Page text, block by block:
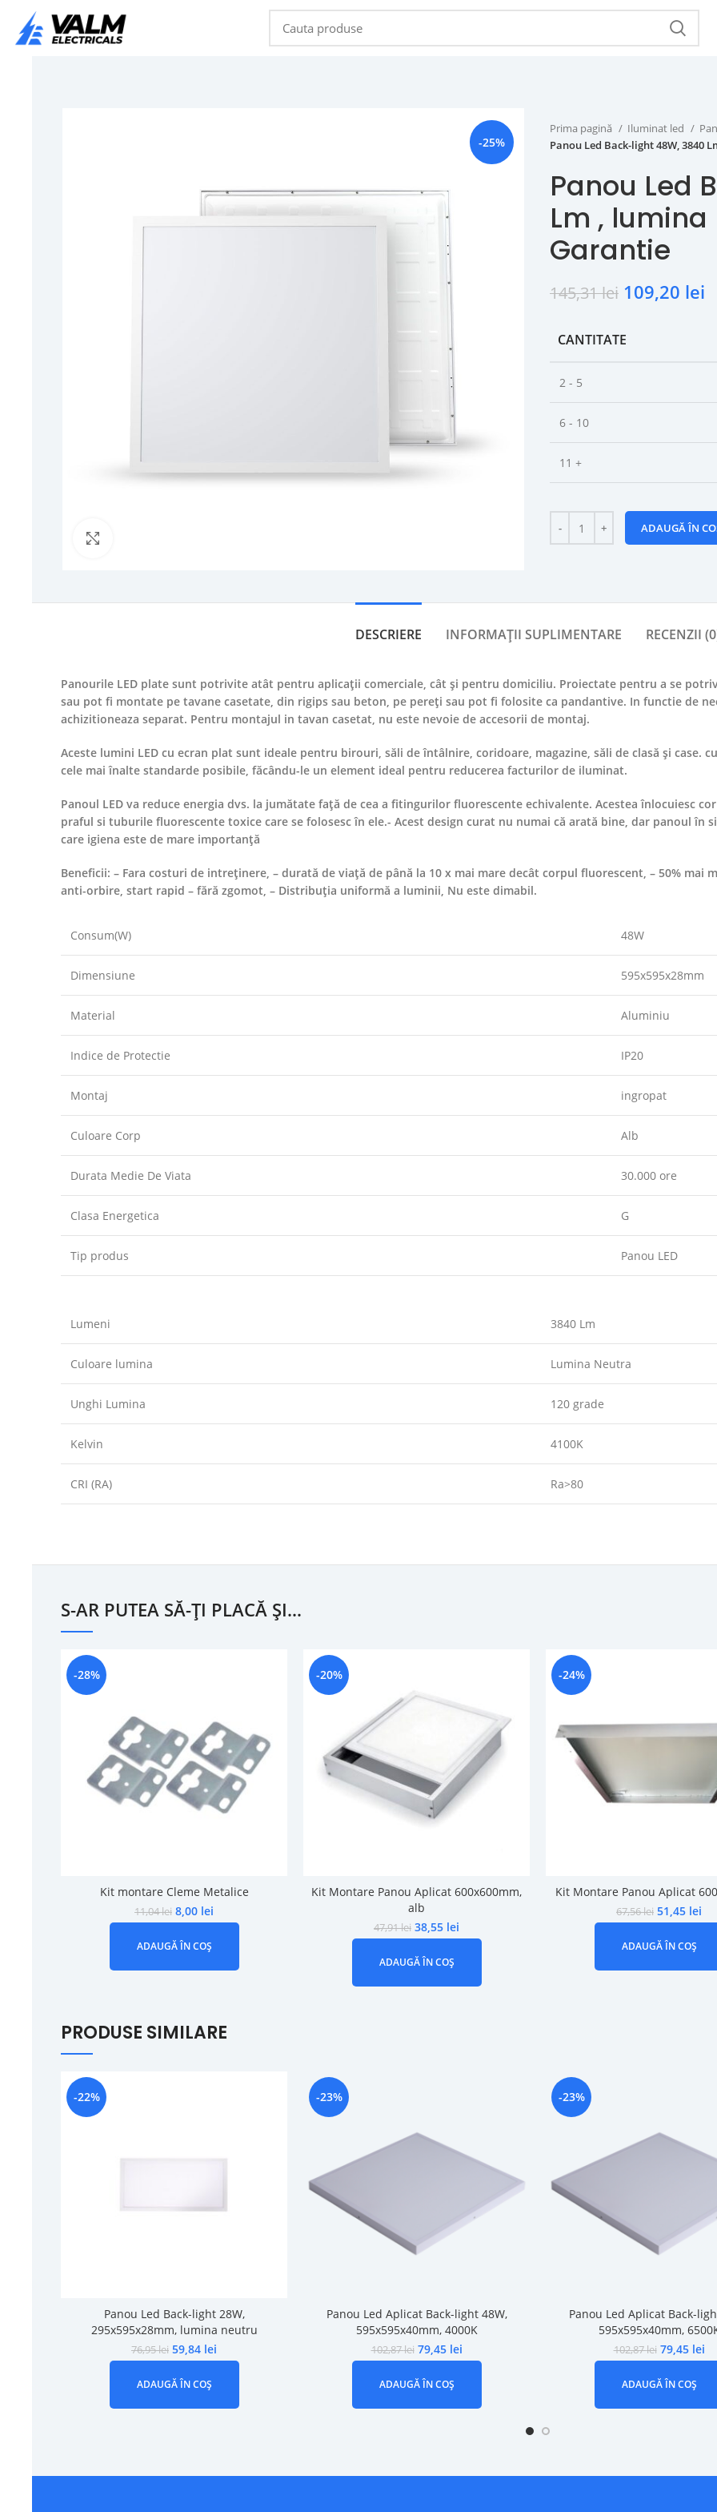
-25%
Prima pagină Iluminat led
Panou Led Back-light 48W, 3840
Panou Led
Lm ,
Garantie
145,31lei 109,20 lei
CANTITATE
2 - 5
6 - 10
11 +
ADAUGĂ ÎN
DESCRIERE INFORMAȚII SUPLIMENTARE RECENZII
Panourile LED plate sunt potrivite atât pentru aplicații comerciale, cât și pentru domiciliu. Proiectate pentru a se
sau pot fi montate pe tavane casetate, din rigips sau beton, pe pereți sau pot fi folosite ca pandantive. In functie de
achizitioneaza separat. Pentru montajul in tavan casetat, nu este nevoie de accesorii de montaj.
Aceste lumini LED cu ecran plat sunt ideale pentru birouri, săli de întâlnire, coridoare, magazine, săli de clasă și case.
cele mai înalte standarde posibile, făcându-le un element ideal pentru reducerea facturilor de iluminat.
Panoul LED va reduce energia dvs. la jumătate față de cea a fitingurilor fluorescente echivalente. Acestea înlocuiesc
praful si tuburile fluorescente toxice care se folosesc în ele.- Acest design curat nu numai că arată bine, dar panoul în
care igiena este de mare importanță
Beneficii: – Fara costuri de intreținere, – durată de viață de până la 10 x mai mare decât corpul fluorescent, – 50% mai
anti-orbire, start rapid – fără zgomot, – Distribuția uniformă a luminii, Nu este dimabil.
Consum(W) 48W
Dimensiune 595x595x28mm
Material Aluminiu
Indice de Protectie IP20
Montaj ingropat
Culoare Corp Alb
Durata Medie De Viata 30.000 ore
Clasa Energetica G
Tip produs Panou LED
Lumeni 3840 Lm
Culoare lumina Lumina Neutra
Unghi Lumina 120 grade
Kelvin 4100K
CRI (RA) Ra>80
S-AR PUTEA SĂ-ȚI PLACĂ ȘI…
-28%
Kit montare Cleme Metalice
11,04lei 8,00 lei
ADAUGĂ ÎN COȘ
-20%
Kit Montare Panou Aplicat 600x600mm,
alb
47,91lei 38,55 lei
ADAUGĂ ÎN COȘ
-24%
Kit Montare Panou Aplicat
67,56lei 51,45 lei
ADAUGĂ ÎN COȘ
PRODUSE SIMILARE
-22%
Panou Led Back-light 28W,
295x595x28mm, lumina neutru
76,95lei 59,84 lei
ADAUGĂ ÎN COȘ
-23%
Panou Led Aplicat Back-light 48W,
595x595x40mm, 4000K
102,87lei 79,45 lei
ADAUGĂ ÎN COȘ
-23%
Panou Led Aplicat Back-
595x595x40mm,
102,87lei 79,45 lei
ADAUGĂ ÎN COȘ